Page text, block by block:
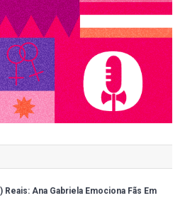
Reais: Ana Gabriela Emociona Fãs Em